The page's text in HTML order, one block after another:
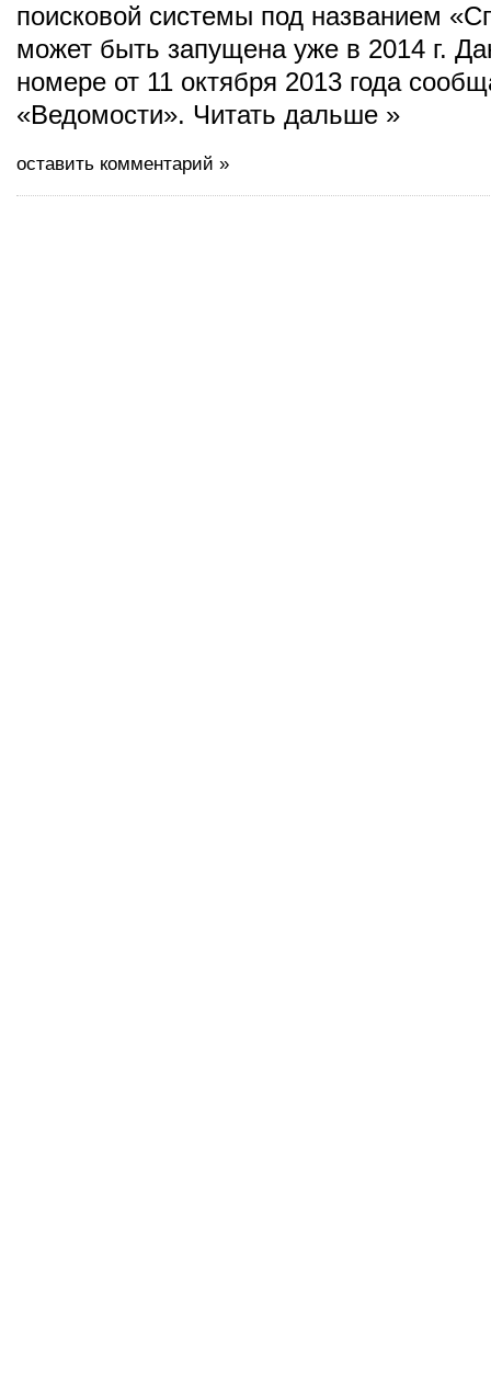
поисковой системы под названием
может быть запущена уже в 2014 г.
номере от 11 октября 2013 года
«Ведомости». Читать дальше »
оставить комментарий »